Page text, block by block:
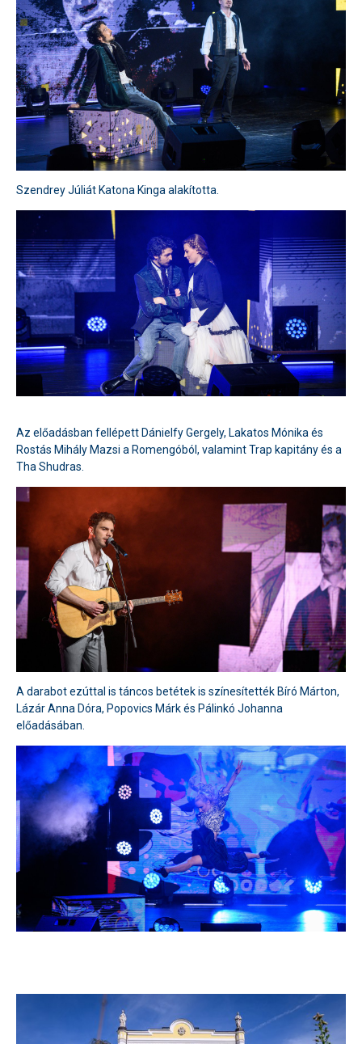
Szendrey Júliát Katona Kinga alakította.
Az előadásban fellépett Dánielfy Gergely, Lakatos Mónika és
Rostás Mihály Mazsi a Romengóból, valamint Trap kapitány és a
Tha Shudras.
A darabot ezúttal is táncos betétek is színesítették Bíró Márton,
Lázár Anna Dóra, Popovics Márk és Pálinkó Johanna
előadásában.